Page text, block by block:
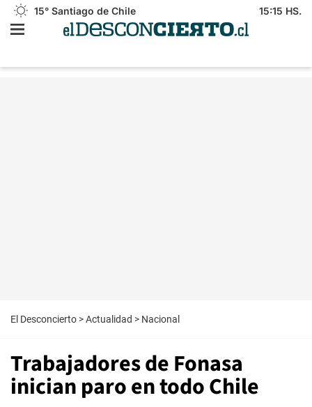
15° Santiago de Chile 15:15 HS.
El Desconcierto >Actualidad > Nacional
Trabajadores de Fonasa
inician paro en todo Chile